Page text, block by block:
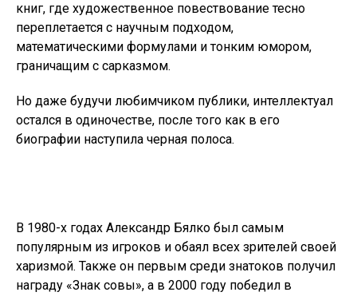
книг, где художественное повествование тесно
переплетается с научным подходом,
математическими формулами и тонким юмором,
граничащим с сарказмом.
Но даже будучи любимчиком публики, интеллектуал
остался в одиночестве, после того как в его
биографии наступила черная полоса.
В 1980-х годах Александр Бялко был самым
популярным из игроков и обаял всех зрителей своей
харизмой. Также он первым среди знатоков получил
награду «Знак совы», а в 2000 году победил в